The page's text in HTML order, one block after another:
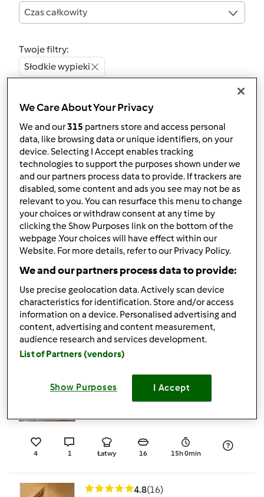
Czas całkowity
Twoje filtry:
Słodkie wypieki
4.6(7)
Sernik z dynią i
orzechami
przez Gość
4 11 Łatwy 12 77h 0min
Sernik jogurtowy z
brzoskwiniami
przezGość
1 0 Średni 16 15h 12min
Sernik Pistacjowy
4 1 Łatwy 16 15h 0min
4.8(16)
We Care About Your Privacy
We and our315 partners store and access personal
data, like browsing data or unique identifiers, on your
device. Selecting I Accept enables tracking
technologies to support the purposes shown under we
and our partners process data to provide. If trackers are
disabled, some content and ads you see may not be as
relevant to you. You can resurface this menu to change
your choices or withdraw consent at any time by
clicking the Show Purposes link on the bottom of the
webpage .Your choices will have effect within our
Website. For more details, refer to our Privacy Policy.
We and our partners process data to provide:
Use precise geolocation data. Actively scan device
characteristics for identification. Store and/or access
information on a device. Personalised advertising and
content, advertising and content measurement,
audience research and services development.
List of Partners (vendors)
Show Purposes I Accept